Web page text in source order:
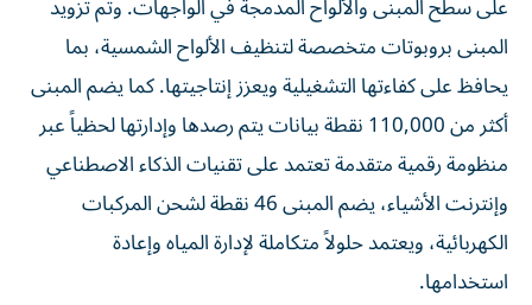
المبنى بروبوتات متخصصة لتنظيف الألواح الشمسية، بما
يحافظ على كفاءتها التشغيلية ويعزز إنتاجيتها. كما يضم المبنى
أكثر من 110,000 نقطة بيانات يتم رصدها وإدارتها لحظياً عبر
منظومة رقمية متقدمة تعتمد على تقنيات الذكاء الاصطناعي
وإنترنت الأشياء، يضم المبنى 46 نقطة لشحن المركبات
الكهربائية، ويعتمد حلولاً متكاملة لإدارة المياه وإعادة
استخدامها.